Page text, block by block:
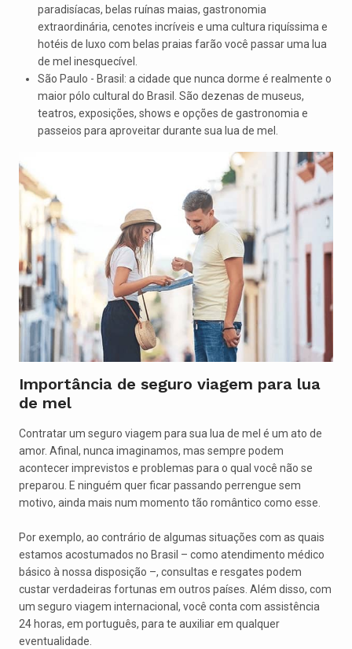
paradisíacas, belas ruínas maias, gastronomia
extraordinária, cenotes incríveis e uma cultura riquíssima e
hotéis de luxo com belas praias farão você passar uma lua
de mel inesquecível.
São Paulo - Brasil: a cidade que nunca dorme é realmente o
maior pólo cultural do Brasil. São dezenas de museus,
teatros, exposições, shows e opções de gastronomia e
passeios para aproveitar durante sua lua de mel.
Importância de seguro viagem para lua
de mel
Contratar um seguro viagem para sua lua de mel é um ato de
amor. Afinal, nunca imaginamos, mas sempre podem
acontecer imprevistos e problemas para o qual você não se
preparou. E ninguém quer ficar passando perrengue sem
motivo, ainda mais num momento tão romântico como esse.
Por exemplo, ao contrário de algumas situações com as quais
estamos acostumados no Brasil – como atendimento médico
básico à nossa disposição –, consultas e resgates podem
custar verdadeiras fortunas em outros países. Além disso, com
um seguro viagem internacional, você conta com assistência
24 horas, em português, para te auxiliar em qualquer
eventualidade.